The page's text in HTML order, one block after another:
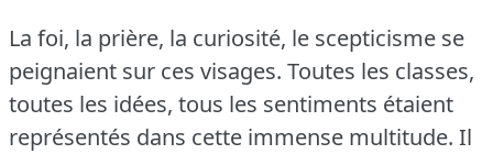
La foi, la prière, la curiosité, le scepticisme se
peignaient sur ces visages. Toutes les classes,
toutes les idées, tous les sentiments étaient
représentés dans cette immense multitude. Il